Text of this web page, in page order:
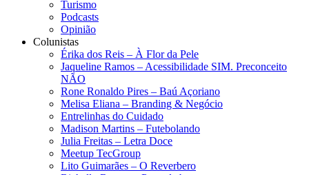
Turismo
Podcasts
Opinião
Colunistas
Érika dos Reis​ – À Flor da Pele
Jaqueline Ramos – Acessibilidade SIM. Preconceito
NÃO
Rone Ronaldo Pires – Baú Açoriano
Melisa Eliana – Branding & Negócio
Entrelinhas do Cuidado
Madison Martins – Futebolando
Julia Freitas​ – Letra Doce
Meetup TecGroup
Lito Guimarães – O Reverbero